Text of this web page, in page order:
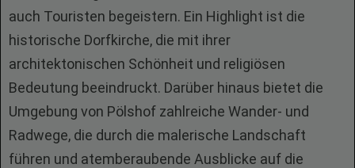
auch Touristen begeistern. Ein Highlight ist die
historische Dorfkirche, die mit ihrer
architektonischen Schönheit und religiösen
Bedeutung beeindruckt. Darüber hinaus bietet die
Umgebung von Pölshof zahlreiche Wander- und
Radwege, die durch die malerische Landschaft
führen und atemberaubende Ausblicke auf die